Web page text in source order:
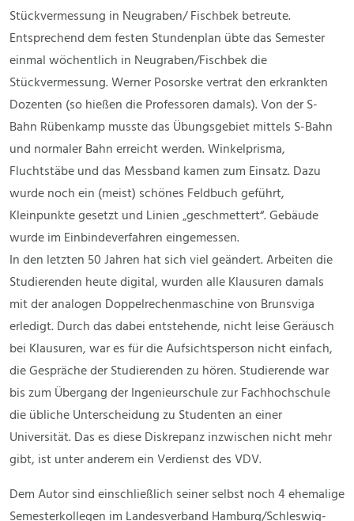
Stückvermessung in Neugraben/ Fischbek betreute.
Entsprechend dem festen Stundenplan übte das Semester
einmal wöchentlich in Neugraben/Fischbek die
Stückvermessung. Werner Posorske vertrat den erkrankten
Dozenten (so hießen die Professoren damals). Von der S-
Bahn Rübenkamp musste das Übungsgebiet mittels S-Bahn
und normaler Bahn erreicht werden. Winkelprisma,
Fluchtstäbe und das Messband kamen zum Einsatz. Dazu
wurde noch ein (meist) schönes Feldbuch geführt,
Kleinpunkte gesetzt und Linien „geschmettert“. Gebäude
wurde im Einbindeverfahren eingemessen.
In den letzten 50 Jahren hat sich viel geändert. Arbeiten die
Studierenden heute digital, wurden alle Klausuren damals
mit der analogen Doppelrechenmaschine von Brunsviga
erledigt. Durch das dabei entstehende, nicht leise Geräusch
bei Klausuren, war es für die Aufsichtsperson nicht einfach,
die Gespräche der Studierenden zu hören. Studierende war
bis zum Übergang der Ingenieurschule zur Fachhochschule
die übliche Unterscheidung zu Studenten an einer
Universität. Das es diese Diskrepanz inzwischen nicht mehr
gibt, ist unter anderem ein Verdienst des VDV.
Dem Autor sind einschließlich seiner selbst noch 4 ehemalige